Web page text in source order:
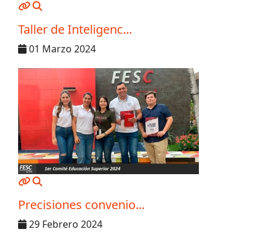
MOD_JTCS_VIEW_ARTICLE_LINK
Taller de Inteligenc...
01 Marzo 2024
MOD_JTCS_VIEW_ARTICLE_LINK
Precisiones convenio...
29 Febrero 2024